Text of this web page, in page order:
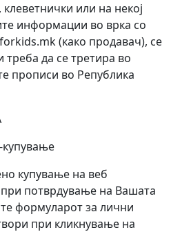
или на некој
информации во врка со
(како продавач), се
треба да се третира во
прописи во Република
купување на веб
потврдување на Вашата
формуларот за лични
при кликнување на